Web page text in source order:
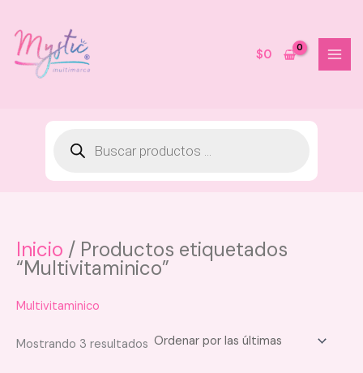
contenido
$0
Inicio / Productos etiquetados
“Multivitaminico”
Multivitaminico
Mostrando 3 resultados Sorted
Iluminador Líquido Makeup 5ml
Kaba - Daily shine